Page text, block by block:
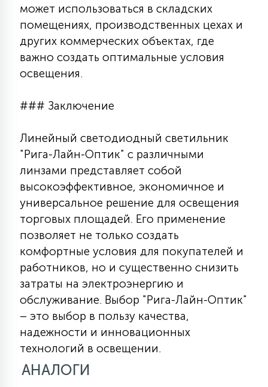
может использоваться в складских
помещениях, производственных цехах и
других коммерческих объектах, где
важно создать оптимальные условия
освещения.
### Заключение
Линейный светодиодный светильник
"Рига-Лайн-Оптик" с различными
линзами представляет собой
высокоэффективное, экономичное и
универсальное решение для освещения
торговых площадей. Его применение
позволяет не только создать
комфортные условия для покупателей и
работников, но и существенно снизить
затраты на электроэнергию и
обслуживание. Выбор "Рига-Лайн-Оптик"
– это выбор в пользу качества,
надежности и инновационных
технологий в освещении.
АНАЛОГИ